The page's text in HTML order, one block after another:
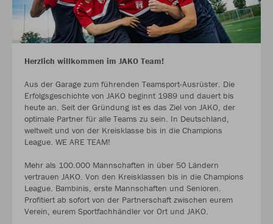
Herzlich willkommen im JAKO Team!
Aus der Garage zum führenden Teamsport-Ausrüster. Die
Erfolgsgeschichte von JAKO beginnt 1989 und dauert bis
heute an. Seit der Gründung ist es das Ziel von JAKO, der
optimale Partner für alle Teams zu sein. In Deutschland,
weltweit und von der Kreisklasse bis in die Champions
League. WE ARE TEAM!
Mehr als 100.000 Mannschaften in über 50 Ländern
vertrauen JAKO. Von den Kreisklassen bis in die Champions
League. Bambinis, erste Mannschaften und Senioren.
Profitiert ab sofort von der Partnerschaft zwischen eurem
Verein, eurem Sportfachhändler vor Ort und JAKO.